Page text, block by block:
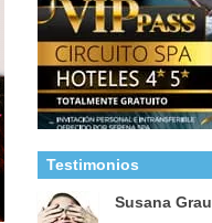
Testimonios
Susana Grau